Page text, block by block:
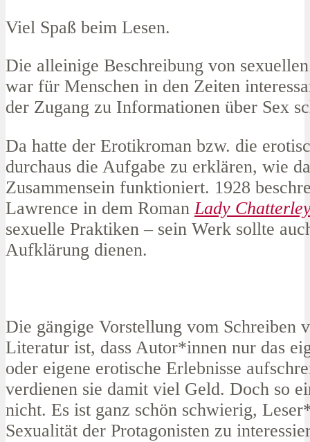
Viel Spaß beim Lesen.
Die alleinige Beschreibung von
war für Menschen in den Zeiten
der Zugang zu Informationen über Sex
Da hatte der Erotikroman bzw. die
durchaus die Aufgabe zu erklären, wie
Zusammensein funktioniert. 1928
Lawrence in dem RomanLady
sexuelle Praktiken – sein Werk sollte
Aufklärung dienen.
Die gängige Vorstellung vom Schreiben
Literatur ist, dass Autor*innen nur das
oder eigene erotische Erlebnisse
verdienen sie damit viel Geld. Doch so
nicht. Es ist ganz schön schwierig,
Sexualität der Protagonisten zu